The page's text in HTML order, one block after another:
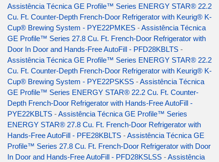
Assistência Técnica GE Profile™ Series ENERGY STAR® 22.2
Cu. Ft. Counter-Depth French-Door Refrigerator with Keurig® K-
Cup® Brewing System - PYE22PMKES -Assistência Técnica
GE Profile™ Series 27.8 Cu. Ft. French-Door Refrigerator with
Door In Door and Hands-Free AutoFill - PFD28KBLTS -
Assistência Técnica GE Profile™ Series ENERGY STAR® 22.2
Cu. Ft. Counter-Depth French-Door Refrigerator with Keurig® K-
Cup® Brewing System - PYE22PSKSS -Assistência Técnica
GE Profile™ Series ENERGY STAR® 22.2 Cu. Ft. Counter-
Depth French-Door Refrigerator with Hands-Free AutoFill -
PYE22KBLTS -Assistência Técnica GE Profile™ Series
ENERGY STAR® 27.8 Cu. Ft. French-Door Refrigerator with
Hands-Free AutoFill - PFE28KBLTS -Assistência Técnica GE
Profile™ Series 27.8 Cu. Ft. French-Door Refrigerator with Door
In Door and Hands-Free AutoFill - PFD28KSLSS -Assistência